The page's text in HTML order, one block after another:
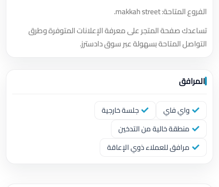
الفروع المتاحة: makkah street.
تساعدك صفحة المتجر على معرفة الإعلانات المتوفرة وطرق
التواصل المتاحة بسهولة عبر سوق دادسترز.
المرافق
واي فاي
جلسة خارجية
منطقة خالية من التدخين
مرافق للعملاء ذوي الإعاقة